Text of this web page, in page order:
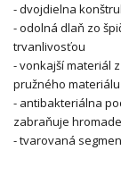
- dvojdielna
- odolná dlaň zo
trvanlivosťou
- vonkajší materiál
pružného
- antibakteriálna
zabraňuje
- tvarovaná